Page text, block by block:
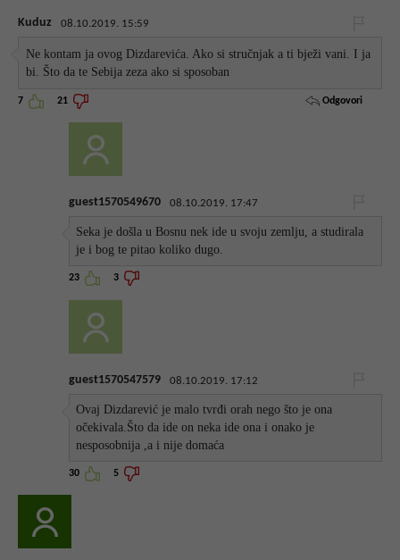
Kuduz 08.10.2019. 15:59
Ne kontam ja ovog Dizdarevića. Ako si stručnjak a ti bježi vani. I ja
bi. Što da te Sebija zeza ako si sposoban
7 21 Odgovori
guest1570549670 08.10.2019. 17:47
Seka je došla u Bosnu nek ide u svoju zemlju, a studirala
je i bog te pitao koliko dugo.
23 3
guest1570547579 08.10.2019. 17:12
Ovaj Dizdarević je malo tvrđi orah nego što je ona
očekivala.Što da ide on neka ide ona i onako je
nesposobnija ,a i nije domaća
30 5